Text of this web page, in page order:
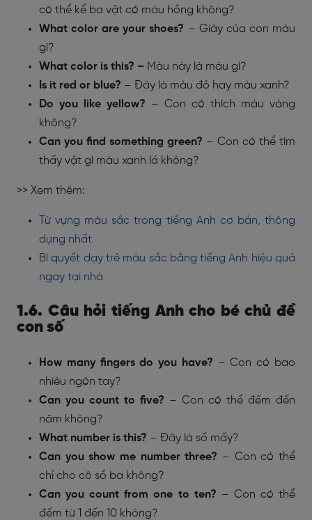
có thể kể ba vật có màu hồng không?
What color are your shoes? – Giày của con màu
gì?
What color is this? – Màu này là màu gì?
Is it red or blue? – Đây là màu đỏ hay màu xanh?
Do you like yellow? – Con có thích màu vàng
không?
Can you find something green? – Con có thể tìm
thấy vật gì màu xanh lá không?
>> Xem thêm:
Từ vựng màu sắc trong tiếng Anh cơ bản, thông
dụng nhất
Bí quyết dạy trẻ màu sắc bằng tiếng Anh hiệu quả
ngay tại nhà
1.6. Câu hỏi tiếng Anh cho bé chủ đề
con số
How many fingers do you have? – Con có bao
nhiêu ngón tay?
Can you count to five? – Con có thể đếm đến
năm không?
What number is this? – Đây là số mấy?
Can you show me number three? – Con có thể
chỉ cho cô số ba không?
Can you count from one to ten? – Con có thể
đếm từ 1 đến 10 không?